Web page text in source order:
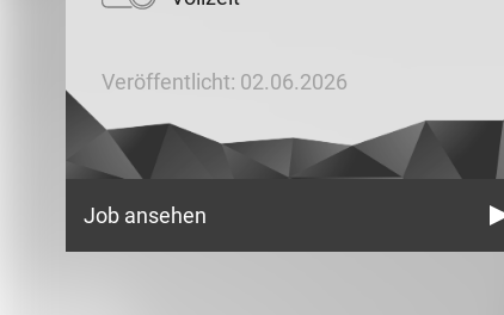
Veröffentlicht: 02.06.2026
Job ansehen